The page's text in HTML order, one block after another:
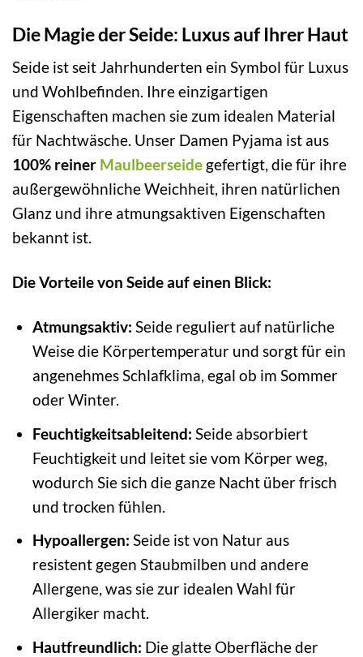
Die Magie der Seide: Luxus auf Ihrer Haut
Seide ist seit Jahrhunderten ein Symbol für Luxus
und Wohlbefinden. Ihre einzigartigen
Eigenschaften machen sie zum idealen Material
für Nachtwäsche. Unser Damen Pyjama ist aus
100% reiner Maulbeerseide gefertigt, die für ihre
außergewöhnliche Weichheit, ihren natürlichen
Glanz und ihre atmungsaktiven Eigenschaften
bekannt ist.
Die Vorteile von Seide auf einen Blick:
Atmungsaktiv: Seide reguliert auf natürliche
Weise die Körpertemperatur und sorgt für ein
angenehmes Schlafklima, egal ob im Sommer
oder Winter.
Feuchtigkeitsableitend: Seide absorbiert
Feuchtigkeit und leitet sie vom Körper weg,
wodurch Sie sich die ganze Nacht über frisch
und trocken fühlen.
Hypoallergen: Seide ist von Natur aus
resistent gegen Staubmilben und andere
Allergene, was sie zur idealen Wahl für
Allergiker macht.
Hautfreundlich: Die glatte Oberfläche der